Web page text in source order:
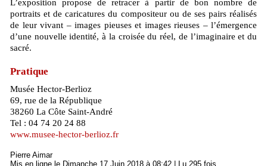
L’exposition propose de retracer à partir de bon nombre de
portraits et de caricatures du compositeur ou de ses pairs réalisés
de leur vivant – images pieuses et images rieuses – l’émergence
d’une nouvelle identité, à la croisée du réel, de l’imaginaire et du
sacré.
Pratique
Musée Hector-Berlioz
69, rue de la République
38260 La Côte Saint-André
Tel : 04 74 20 24 88
www.musee-hector-berlioz.fr
Pierre Aimar
Mis en ligne le Dimanche 17 Juin 2018 à 08:42 | Lu 295 fois